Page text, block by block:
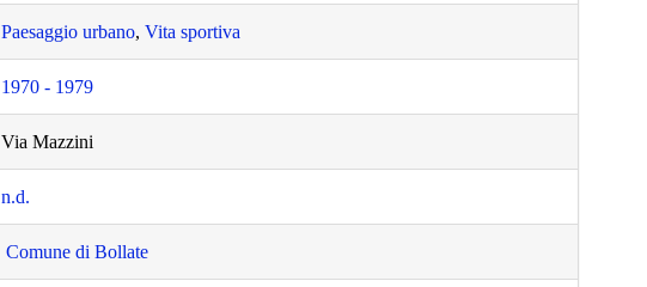
Paesaggio urbano,Vita sportiva
1970 - 1979
Via Mazzini
n.d.
Comune di Bollate